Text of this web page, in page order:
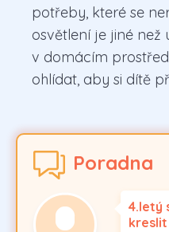
potřeby, které se
osvětlení je jiné
v domácím
ohlídat, aby si dítě
Poradna
4.letý